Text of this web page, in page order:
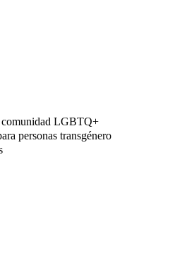
LGBTQ+
personas transgénero